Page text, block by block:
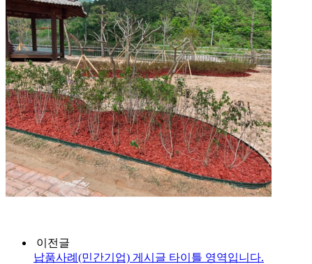
이전글
납품사례(민간기업) 게시글 타이틀 영역입니다.